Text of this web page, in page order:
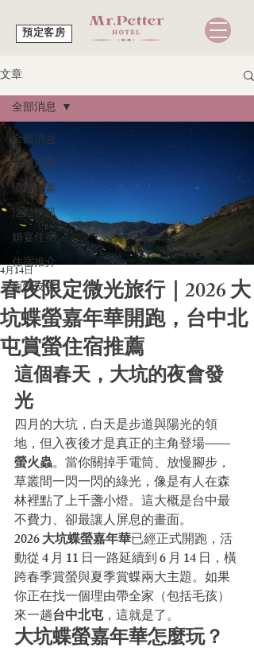
預定客房
文章
全部消息
最新消息
優惠專案
活動快訊
婚宴住宿
住宿推介
寵物友善
全部消息
春夜限定微光旅行｜2026 大
坑蝶螢嘉年華開跑，台中北
屯賞螢住宿推薦
4月14日
這個春天，大坑的夜會發
光
四月的大坑，白天是步道與陽光的領
地，但入夜後才是真正的主角登場——
螢火蟲。當你關掉手電筒、放慢腳步，
草叢間一閃一閃的綠光，像是有人在森
林裡點了上千盞小燈。這大概是台中最
不費力、卻最讓人屏息的畫面。
2026 大坑蝶螢嘉年華已經正式開跑，活
動從 4 月 11 日一路延續到 6 月 14 日，橫
跨春季賞螢與夏季賞蝶兩大主題。如果
你正在找一個理由帶全家（包括毛孩）
來一趟台中北屯，這就是了。
大坑蝶螢嘉年華怎麼玩？